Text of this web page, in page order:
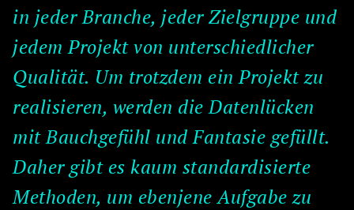
in jeder Branche, jeder Zielgruppe und
jedem Projekt von unterschiedlicher
Qualität. Um trotzdem ein Projekt zu
realisieren, werden die Datenlücken
mit Bauchgefühl und Fantasie gefüllt.
Daher gibt es kaum standardisierte
Methoden, um ebenjene Aufgabe zu